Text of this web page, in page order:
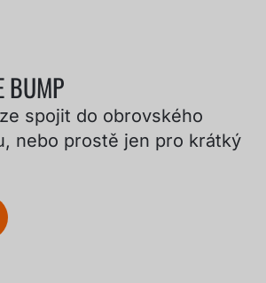
BUMP
spojit do obrovského
nebo prostě jen pro krátký